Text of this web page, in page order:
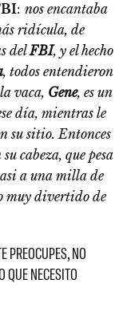
: nos encantaba
ridícula, de
delFBI, y el hecho
, todos entendieron
vaca, Gene, es un
día, mientras le
su sitio. Entonces
cabeza, que pesa
a una milla de
muy divertido de
PREOCUPES, NO
QUE NECESITO